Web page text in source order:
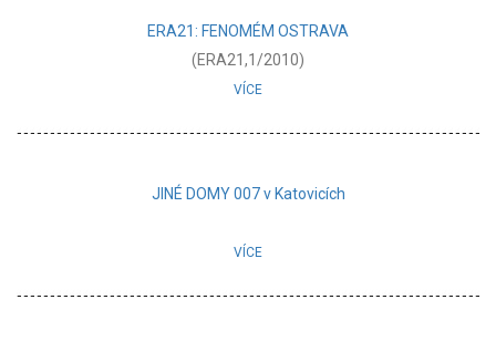
ERA21: FENOMÉM OSTRAVA
(ERA21,1/2010)
VÍCE
JINÉ DOMY 007 v Katovicích
VÍCE